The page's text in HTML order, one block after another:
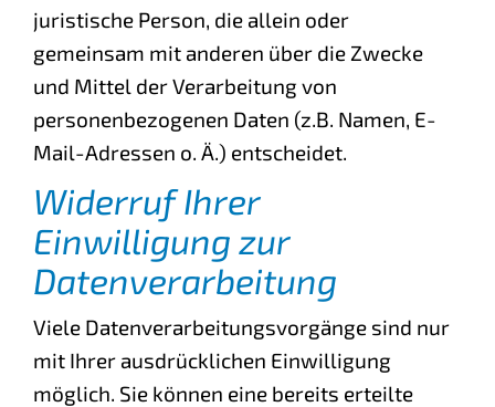
juristische Person, die allein oder
gemeinsam mit anderen über die Zwecke
und Mittel der Verarbeitung von
personenbezogenen Daten (z.B. Namen, E-
Mail-Adressen o. Ä.) entscheidet.
Widerruf Ihrer
Einwilligung zur
Datenverarbeitung
Viele Datenverarbeitungsvorgänge sind nur
mit Ihrer ausdrücklichen Einwilligung
möglich. Sie können eine bereits erteilte